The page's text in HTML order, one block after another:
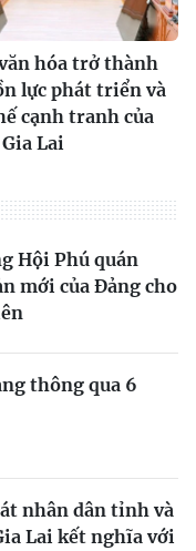
hóa trở thành
lực phát triển và
cạnh tranh của
Lai
Hội Phú quán
mới của Đảng cho
thông qua 6
nhân dân tỉnh và
Lai kết nghĩa với